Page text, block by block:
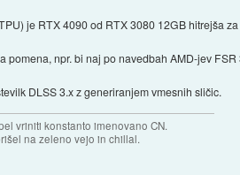
je RTX 4090 od RTX 3080 12GB hitrejša
pomena, npr. bi naj po navedbah AMD-jev
DLSS 3.x z generiranjem vmesnih sličic.
vriniti konstanto imenovano CN.
na zeleno vejo in chillal.